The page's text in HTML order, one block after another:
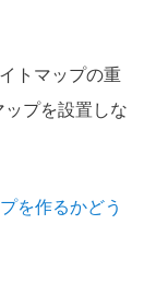
トマップの重
プを設置しな
を作るかどう